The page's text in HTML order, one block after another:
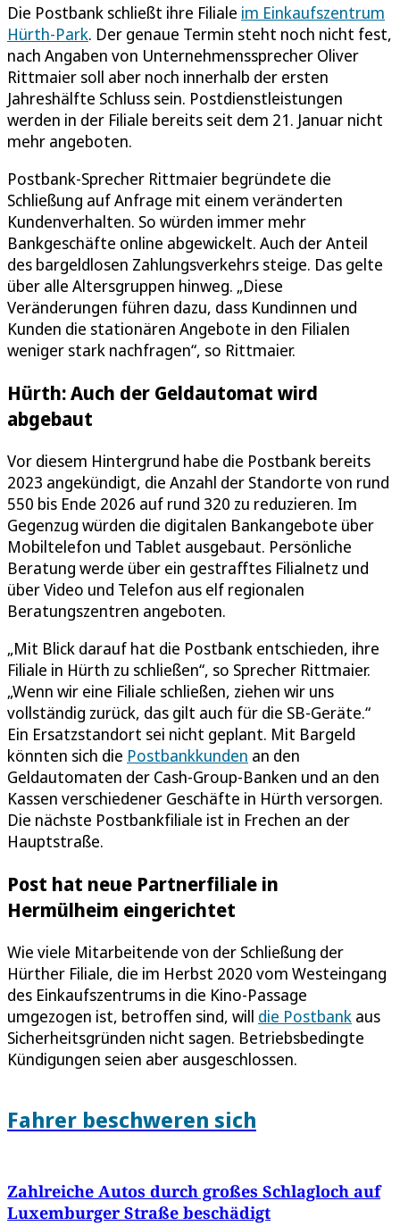
Die Postbank schließt ihre Filiale im Einkaufszentrum
Hürth-Park. Der genaue Termin steht noch nicht fest,
nach Angaben von Unternehmenssprecher Oliver
Rittmaier soll aber noch innerhalb der ersten
Jahreshälfte Schluss sein. Postdienstleistungen
werden in der Filiale bereits seit dem 21. Januar nicht
mehr angeboten.
Postbank-Sprecher Rittmaier begründete die
Schließung auf Anfrage mit einem veränderten
Kundenverhalten. So würden immer mehr
Bankgeschäfte online abgewickelt. Auch der Anteil
des bargeldlosen Zahlungsverkehrs steige. Das gelte
über alle Altersgruppen hinweg. „Diese
Veränderungen führen dazu, dass Kundinnen und
Kunden die stationären Angebote in den Filialen
weniger stark nachfragen“, so Rittmaier.
Hürth: Auch der Geldautomat wird
abgebaut
Vor diesem Hintergrund habe die Postbank bereits
2023 angekündigt, die Anzahl der Standorte von rund
550 bis Ende 2026 auf rund 320 zu reduzieren. Im
Gegenzug würden die digitalen Bankangebote über
Mobiltelefon und Tablet ausgebaut. Persönliche
Beratung werde über ein gestrafftes Filialnetz und
über Video und Telefon aus elf regionalen
Beratungszentren angeboten.
„Mit Blick darauf hat die Postbank entschieden, ihre
Filiale in Hürth zu schließen“, so Sprecher Rittmaier.
„Wenn wir eine Filiale schließen, ziehen wir uns
vollständig zurück, das gilt auch für die SB-Geräte.“
Ein Ersatzstandort sei nicht geplant. Mit Bargeld
könnten sich die Postbankkunden an den
Geldautomaten der Cash-Group-Banken und an den
Kassen verschiedener Geschäfte in Hürth versorgen.
Die nächste Postbankfiliale ist in Frechen an der
Hauptstraße.
Post hat neue Partnerfiliale in
Hermülheim eingerichtet
Wie viele Mitarbeitende von der Schließung der
Hürther Filiale, die im Herbst 2020 vom Westeingang
des Einkaufszentrums in die Kino-Passage
umgezogen ist, betroffen sind, will die Postbank aus
Sicherheitsgründen nicht sagen. Betriebsbedingte
Kündigungen seien aber ausgeschlossen.
Fahrer beschweren sich
Zahlreiche Autos durch großes Schlagloch auf
Luxemburger Straße beschädigt